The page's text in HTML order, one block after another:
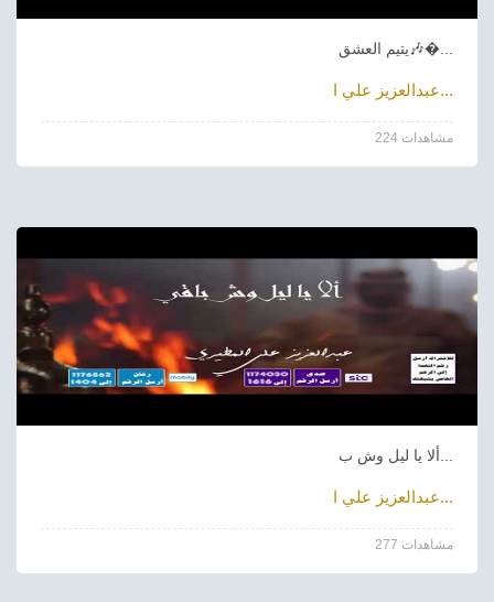
يتيم العشق🎶�...
عبدالعزيز علي ا...
224 مشاهدات
عبدالعزيز علي ا...
277 مشاهدات